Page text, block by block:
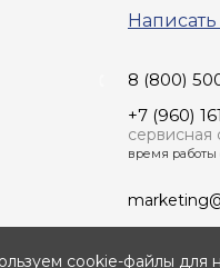
8 (800)
+7 (960)
сервисная
время работы
cookie-файлы для